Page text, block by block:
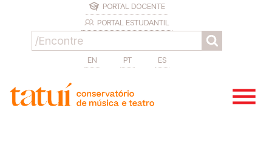
PORTAL DOCENTE
PORTAL ESTUDANTIL
EN PT ES